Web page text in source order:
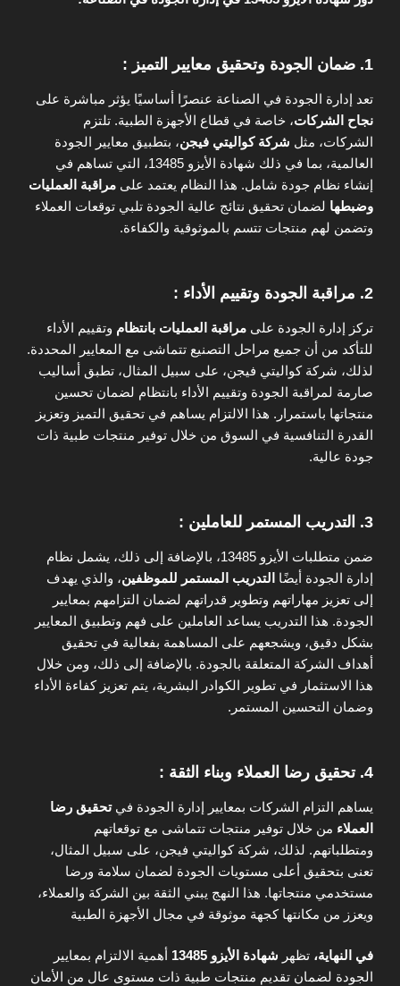
1. ضمان الجودة وتحقيق معايير التميز :
تعد إدارة الجودة في الصناعة عنصرًا أساسيًا يؤثر مباشرة على
نجاح الشركات، خاصة في قطاع الأجهزة الطبية. تلتزم
الشركات، مثل شركة كواليتي فيجن، بتطبيق معايير الجودة
العالمية، بما في ذلك شهادة الأيزو 13485، التي تساهم في
إنشاء نظام جودة شامل. هذا النظام يعتمد على مراقبة العمليات
وضبطها لضمان تحقيق نتائج عالية الجودة تلبي توقعات العملاء
وتضمن لهم منتجات تتسم بالموثوقية والكفاءة.
2. مراقبة الجودة وتقييم الأداء :
تركز إدارة الجودة على مراقبة العمليات بانتظام وتقييم الأداء
للتأكد من أن جميع مراحل التصنيع تتماشى مع المعايير المحددة.
لذلك، شركة كواليتي فيجن، على سبيل المثال، تطبق أساليب
صارمة لمراقبة الجودة وتقييم الأداء بانتظام لضمان تحسين
منتجاتها باستمرار. هذا الالتزام يساهم في تحقيق التميز وتعزيز
القدرة التنافسية في السوق من خلال توفير منتجات طبية ذات
جودة عالية.
3. التدريب المستمر للعاملين :
ضمن متطلبات الأيزو 13485، بالإضافة إلى ذلك، يشمل نظام
إدارة الجودة أيضًا التدريب المستمر للموظفين، والذي يهدف
إلى تعزيز مهاراتهم وتطوير قدراتهم لضمان التزامهم بمعايير
الجودة. هذا التدريب يساعد العاملين على فهم وتطبيق المعايير
بشكل دقيق، ويشجعهم على المساهمة بفعالية في تحقيق
أهداف الشركة المتعلقة بالجودة. بالإضافة إلى ذلك، ومن خلال
هذا الاستثمار في تطوير الكوادر البشرية، يتم تعزيز كفاءة الأداء
وضمان التحسين المستمر.
4. تحقيق رضا العملاء وبناء الثقة :
يساهم التزام الشركات بمعايير إدارة الجودة فيتحقيق رضا
العملاء من خلال توفير منتجات تتماشى مع توقعاتهم
ومتطلباتهم. لذلك، شركة كواليتي فيجن، على سبيل المثال،
تعنى بتحقيق أعلى مستويات الجودة لضمان سلامة ورضا
مستخدمي منتجاتها. هذا النهج يبني الثقة بين الشركة والعملاء،
ويعزز من مكانتها كجهة موثوقة في مجال الأجهزة الطبية
في النهاية، تظهر شهادة الأيزو 13485
أهمية الالتزام بمعايير
الجودة لضمان تقديم منتجات طبية ذات مستوى عال من الأمان